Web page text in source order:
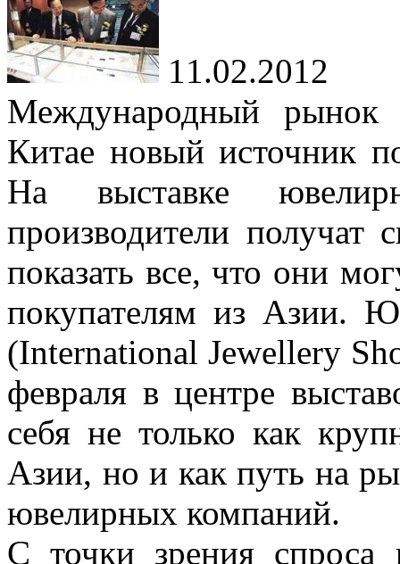
11.02.2012
Международный рынок
Китае новый источник
На выставке
производители
показать все, что они
покупателям из Азии.
(International Jewellery
февраля в центре
себя не только как
Азии, но и как путь на
ювелирных компаний.
С точки зрения спроса